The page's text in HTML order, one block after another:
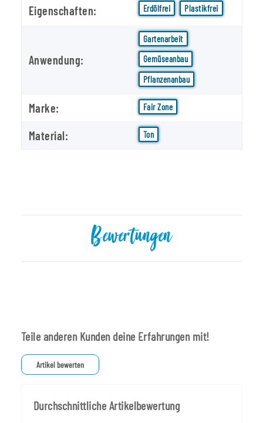
Produkteigenschaft
Wert
Eigenschaften: Erdölfrei Plastikfrei
Anwendung:
Gartenarbeit
Gemüseanbau
Pflanzenanbau
Marke: Fair Zone
Material: Ton
Bewertungen
Durchschnittliche Artikelbewertung
Teile anderen Kunden deine Erfahrungen mit!
Artikel bewerten